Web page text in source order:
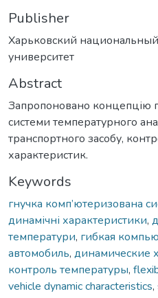
Publisher
Харьковский
университет
Abstract
Запропоновано концепцію
системи температурного
транспортного засобу,
характеристик.
Keywords
гнучка комп’ютеризована
динамічні характеристики,
температури, гибкая
автомобиль, динамические
контроль температуры,
vehicle dynamic characteristics,